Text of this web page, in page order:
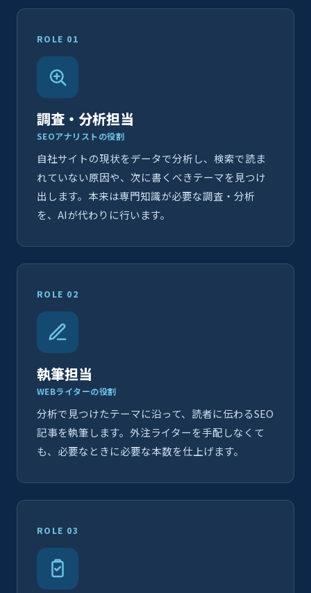
ROLE 01
調査・分析担当
SEOアナリストの役割
自社サイトの現状をデータで分析し、検索で読ま
れていない原因や、次に書くべきテーマを見つけ
出します。本来は専門知識が必要な調査・分析
を、AIが代わりに行います。
ROLE 02
執筆担当
WEBライターの役割
分析で見つけたテーマに沿って、読者に伝わるSEO
記事を執筆します。外注ライターを手配しなくて
も、必要なときに必要な本数を仕上げます。
ROLE 03